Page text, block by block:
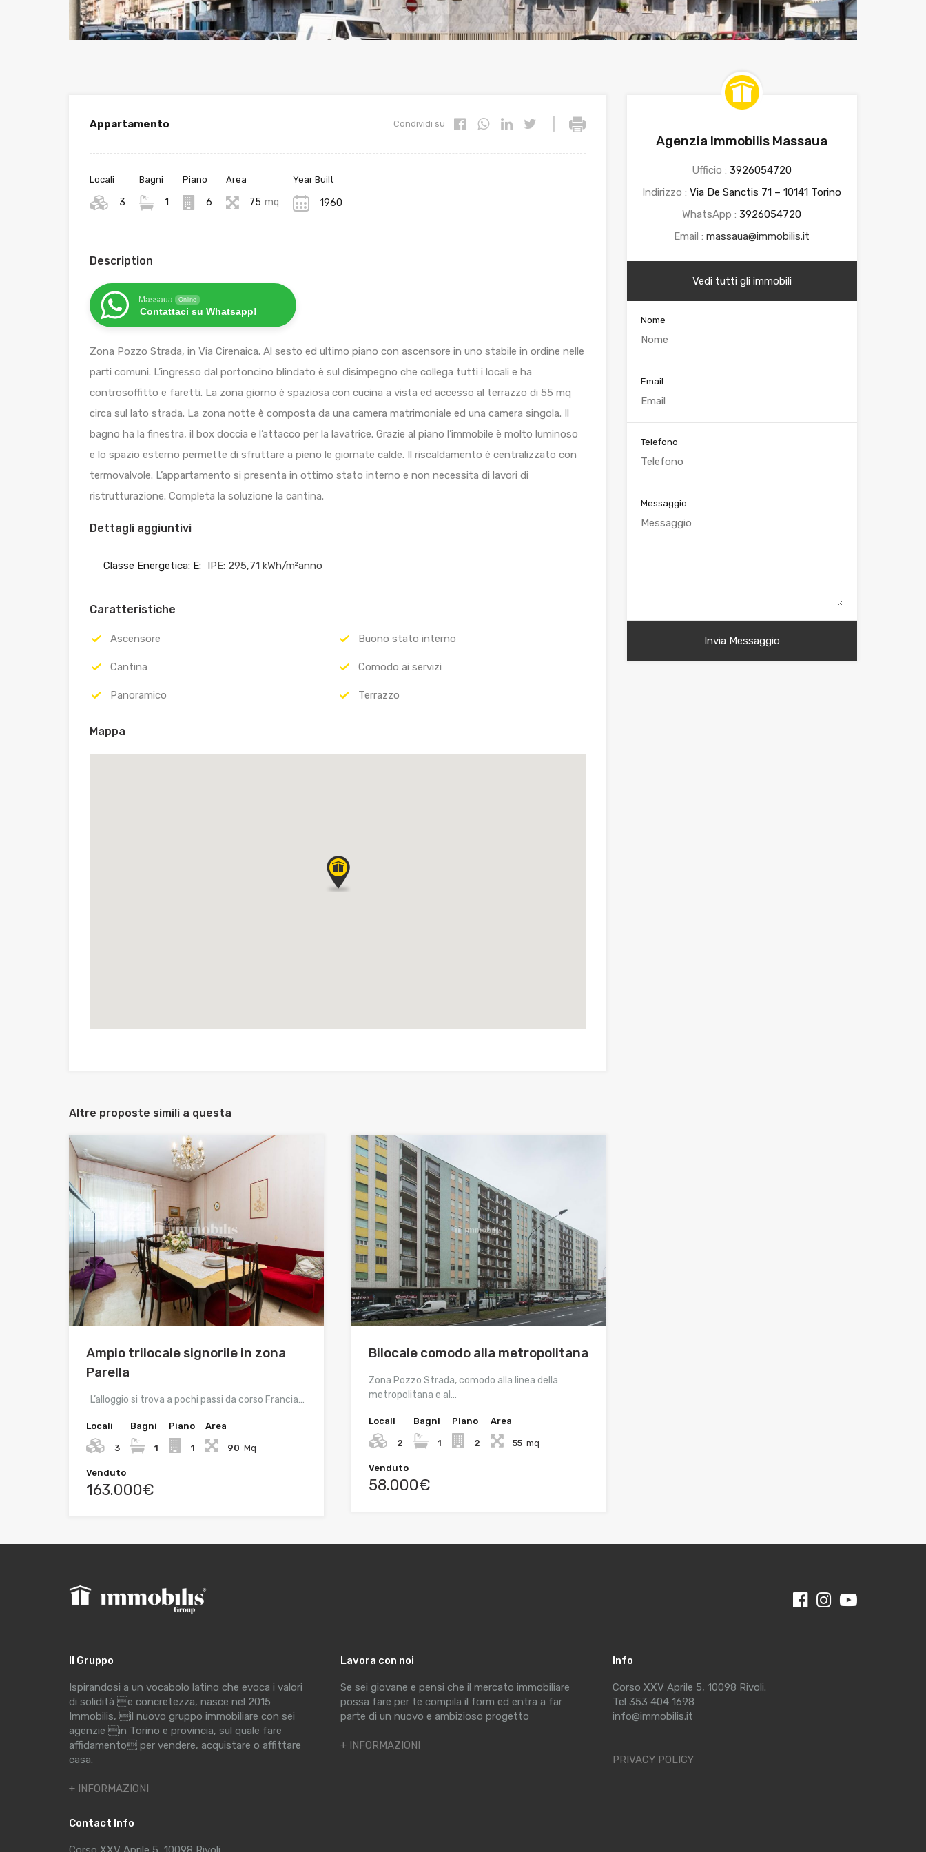
Appartamento Condividi su
Locali
3
Bagni
1
Piano
6
Area
75 mq
Year Built
1960
Description
Massaua Online
Contattaci su Whatsapp!
Zona Pozzo Strada, in Via Cirenaica. Al sesto ed ultimo piano con ascensore in uno stabile in ordine nelle
parti comuni. L’ingresso dal portoncino blindato è sul disimpegno che collega tutti i locali e ha
controsoffitto e faretti. La zona giorno è spaziosa con cucina a vista ed accesso al terrazzo di 55 mq
circa sul lato strada. La zona notte è composta da una camera matrimoniale ed una camera singola. Il
bagno ha la finestra, il box doccia e l’attacco per la lavatrice. Grazie al piano l’immobile è molto luminoso
e lo spazio esterno permette di sfruttare a pieno le giornate calde. Il riscaldamento è centralizzato con
termovalvole. L’appartamento si presenta in ottimo stato interno e non necessita di lavori di
ristrutturazione. Completa la soluzione la cantina.
Dettagli aggiuntivi
Classe Energetica: E: IPE: 295,71 kWh/m²anno
Caratteristiche
Ascensore Buono stato interno
Cantina Comodo ai servizi
Panoramico Terrazzo
Mappa
Altre proposte simili a questa
Ampio trilocale signorile in zona
Parella
L’alloggio si trova a pochi passi da corso Francia…
Locali
3
Bagni
1
Piano
1
Area
90 Mq
Venduto
163.000€
Bilocale comodo alla metropolitana
Zona Pozzo Strada, comodo alla linea della
metropolitana e al…
Locali
2
Bagni
1
Piano
2
Area
55 mq
Venduto
58.000€
Agenzia Immobilis Massaua
Ufficio :3926054720
Indirizzo :Via De Sanctis 71 – 10141 Torino
WhatsApp :3926054720
Email :massaua@immobilis.it
Vedi tutti gli immobili
Nome
Email
Telefono
Messaggio
Il Gruppo
Ispirandosi a un vocabolo latino che evoca i valori
di solidità e concretezza, nasce nel 2015
Immobilis, il nuovo gruppo immobiliare con sei
agenzie in Torino e provincia, sul quale fare
affidamento per vendere, acquistare o affittare
casa.
+ INFORMAZIONI
Contact Info
Lavora con noi
Se sei giovane e pensi che il mercato immobiliare
possa fare per te compila il form ed entra a far
parte di un nuovo e ambizioso progetto
+ INFORMAZIONI
Info
Corso XXV Aprile 5, 10098 Rivoli.
Tel 353 404 1698
info@immobilis.it
PRIVACY POLICY